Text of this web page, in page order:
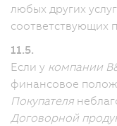
любых других
соответствующих
11.5.
Если у компании
финансовое
Покупателя
Договорной